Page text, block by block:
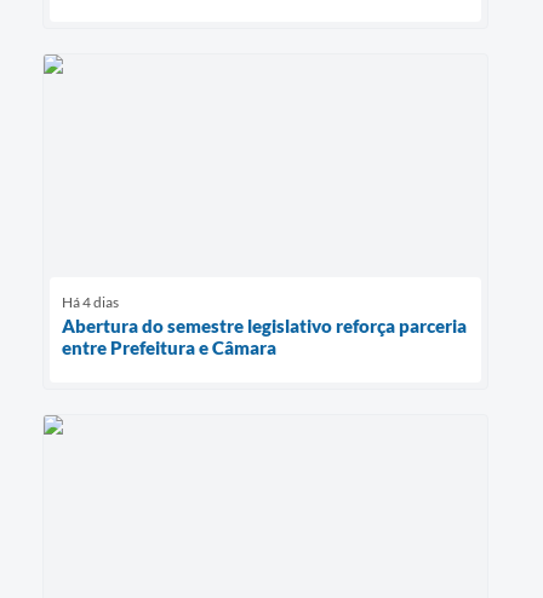
Há 4 dias
Abertura do semestre legislativo reforça parceria
entre Prefeitura e Câmara